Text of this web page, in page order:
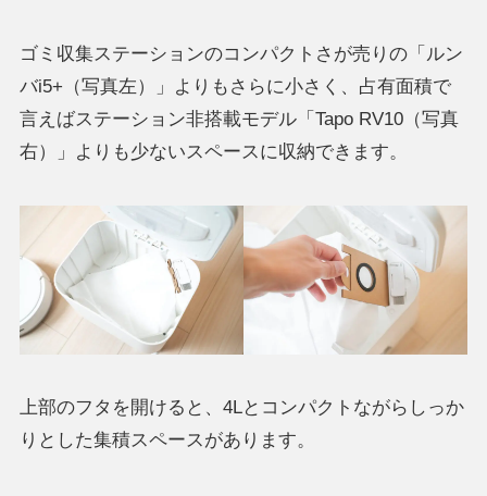
ゴミ収集ステーションのコンパクトさが売りの「ルン
バi5+（写真左）」よりもさらに小さく、占有面積で
言えばステーション非搭載モデル「Tapo RV10（写真
右）」よりも少ないスペースに収納できます。
上部のフタを開けると、4Lとコンパクトながらしっか
りとした集積スペースがあります。